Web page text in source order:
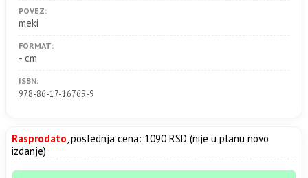
POVEZ:
meki
FORMAT:
- cm
ISBN:
978-86-17-16769-9
Rasprodato, poslednja cena: 1090 RSD (nije u planu novo
izdanje)